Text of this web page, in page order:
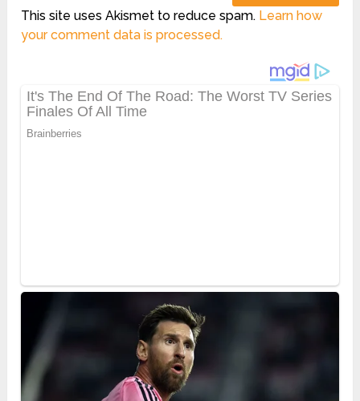
This site uses Akismet to reduce spam. Learn how
your comment data is processed.